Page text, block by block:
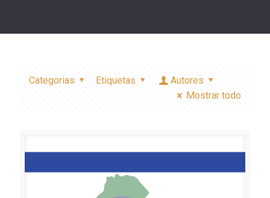
Categorias Etiquetas
Autores
Mostrar todo